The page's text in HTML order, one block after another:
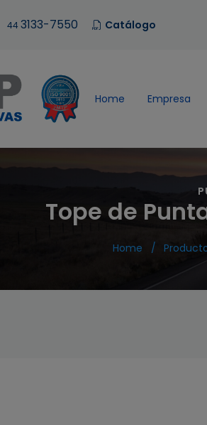
44 3133-7550 Catálogo
Home Empresa
Tope de
Home